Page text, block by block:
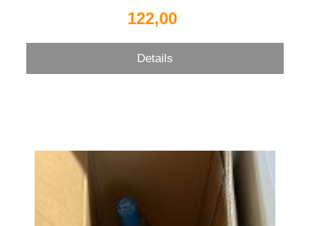
122,00 
Details